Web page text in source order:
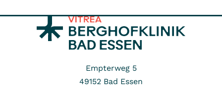
Empterweg 5
49152 Bad Essen